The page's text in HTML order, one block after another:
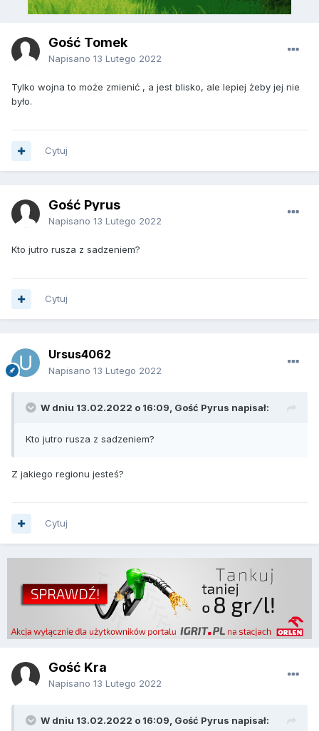
Gość Tomek
Napisano 13 Lutego 2022
Tylko wojna to może zmienić , a jest blisko, ale lepiej żeby jej nie
było.
Cytuj
Gość Pyrus
Napisano 13 Lutego 2022
Kto jutro rusza z sadzeniem?
Cytuj
Ursus4062
Napisano 13 Lutego 2022
W dniu 13.02.2022 o 16:09, Gość Pyrus napisał:
Kto jutro rusza z sadzeniem?
Z jakiego regionu jesteś?
Cytuj
Gość Kra
Napisano 13 Lutego 2022
W dniu 13.02.2022 o 16:09, Gość Pyrus napisał: